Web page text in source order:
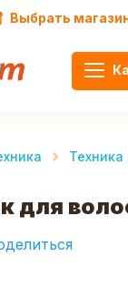
Выбрать
для